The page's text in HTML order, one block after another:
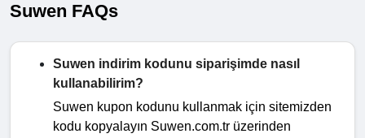
Suwen FAQs
Suwen indirim kodunu siparişimde nasıl
kullanabilirim?
Suwen kupon kodunu kullanmak için sitemizden
kodu kopyalayın Suwen.com.tr üzerinden